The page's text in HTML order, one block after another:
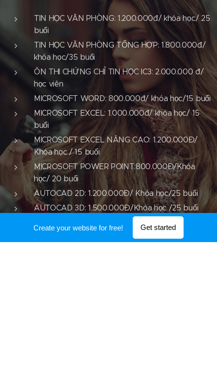
TIN HỌC VĂN PHÒNG: 1.200.000đ/ khóa học/ 25
buổi
TIN HỌC VĂN PHÒNG TỔNG HỢP: 1.800.000đ/
khóa học/35 buổi
ÔN THI CHỨNG CHỈ TIN HỌC IC3: 2.000.000 đ/
học viên
MICROSOFT WORD: 800.000đ/ khóa học/15 buổi
MICROSOFT EXCEL: 1.000.000đ/ khóa học/ 15
buổi
MICROSOFT EXCEL NÂNG CAO: 1.200.000Đ/
Khóa học / 15 buổi
MICROSOFT POWER POINT:800.000Đ/Khóa
học/ 20 buổi
AUTOCAD 2D: 1.200.000Đ/ Khóa học/25 buổi
AUTOCAD 3D: 1.500.000Đ/Khóa học /25 buổi
PHOTOSHOP: 1.500.000Đ/ Khóa học / 25 buổi
Create your website for free! Get started